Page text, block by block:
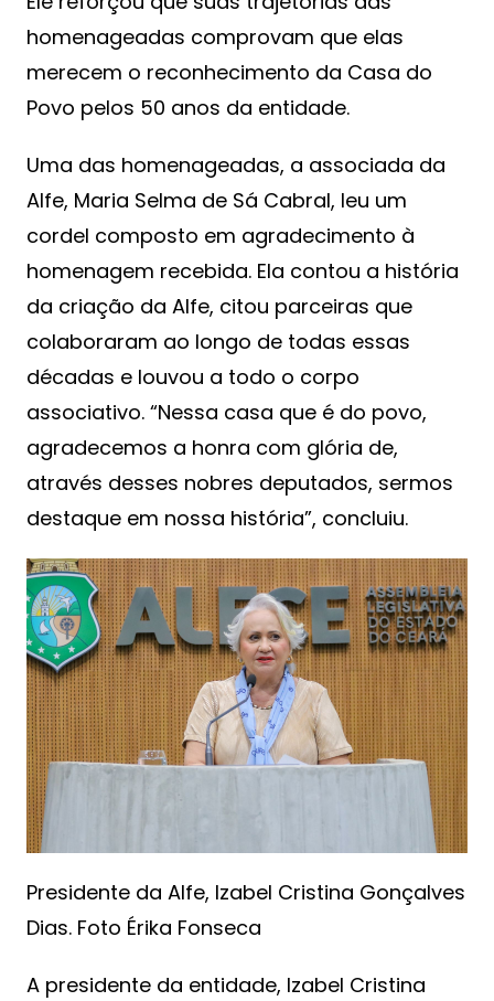
homenageadas comprovam que elas
merecem o reconhecimento da Casa do
Povo pelos 50 anos da entidade.
Uma das homenageadas, a associada da
Alfe, Maria Selma de Sá Cabral, leu um
cordel composto em agradecimento à
homenagem recebida. Ela contou a história
da criação da Alfe, citou parceiras que
colaboraram ao longo de todas essas
décadas e louvou a todo o corpo
associativo. “Nessa casa que é do povo,
agradecemos a honra com glória de,
através desses nobres deputados, sermos
destaque em nossa história”, concluiu.
Presidente da Alfe, Izabel Cristina Gonçalves
Dias. Foto Érika Fonseca
A presidente da entidade, Izabel Cristina